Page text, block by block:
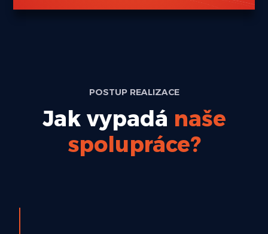
POSTUP REALIZACE
Jak vypadá naše
spolupráce?